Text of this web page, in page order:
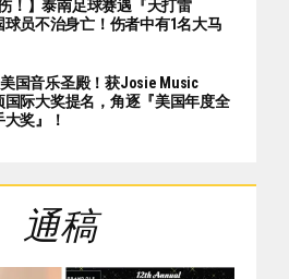
伤！】泰南足球赛遇『天打雷
球员不治身亡！伤者中有1名大马
国音乐圣殿！获Josie Music
国际大奖提名，角逐『美国年度全
奖』！
通稿